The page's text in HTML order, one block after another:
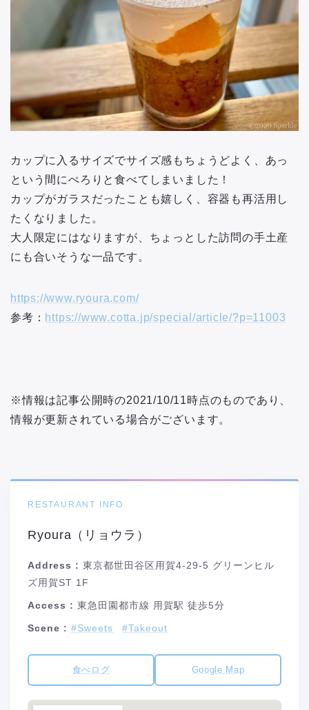
カップに入るサイズでサイズ感もちょうどよく、あっ
という間にぺろりと食べてしまいました！
カップがガラスだったことも嬉しく、容器も再活用し
たくなりました。
大人限定にはなりますが、ちょっとした訪問の手土産
にも合いそうな一品です。
https://www.ryoura.com/
参考： https://www.cotta.jp/special/article/?p=11003
※情報は記事公開時の2021/10/11時点のものであり、
情報が更新されている場合がございます。
RESTAURANT INFO
Ryoura（リョウラ）
Address : 東京都世田谷区用賀4-29-5 グリーンヒル
ズ用賀ST 1F
Access : 東急田園都市線 用賀駅 徒歩5分
Scene : #Sweets #Takeout
食べログ Google Map